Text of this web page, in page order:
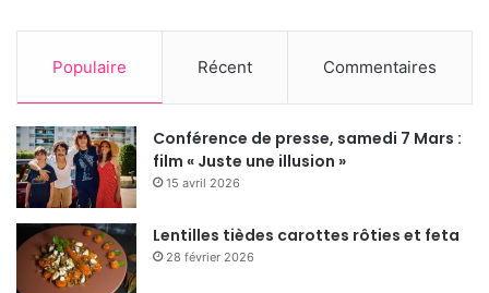
Populaire Récent Commentaires
Conférence de presse, samedi 7 Mars :
film « Juste une illusion »
15 avril 2026
Lentilles tièdes carottes rôties et feta
28 février 2026